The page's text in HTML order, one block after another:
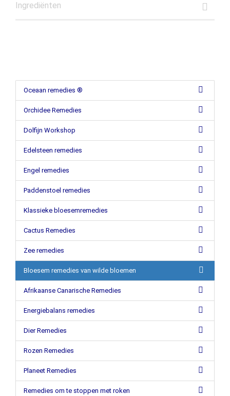
Ingrediënten
Oceaan remedies ®
Orchidee Remedies
Dolfijn Workshop
Edelsteen remedies
Engel remedies
Paddenstoel remedies
Klassieke bloesemremedies
Cactus Remedies
Zee remedies
Bloesem remedies van wilde bloemen
Afrikaanse Canarische Remedies
Energiebalans remedies
Dier Remedies
Rozen Remedies
Planeet Remedies
Remedies om te stoppen met roken